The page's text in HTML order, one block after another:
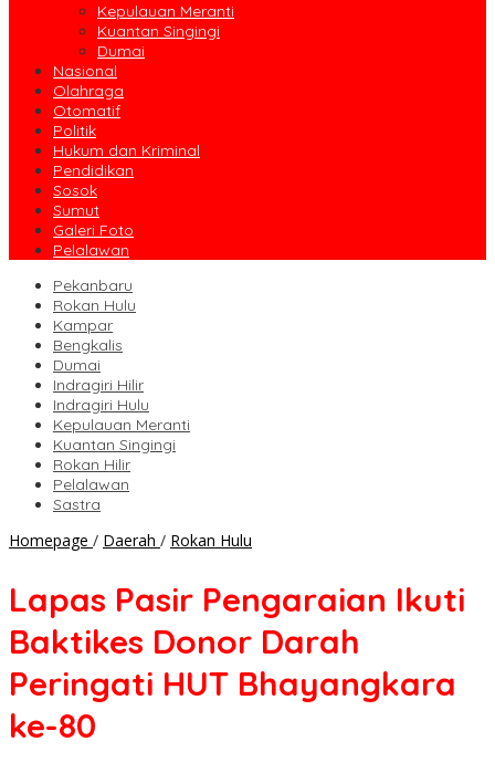
Kepulauan Meranti
Kuantan Singingi
Dumai
Nasional
Olahraga
Otomatif
Politik
Hukum dan Kriminal
Pendidikan
Sosok
Sumut
Galeri Foto
Pelalawan
Pekanbaru
Rokan Hulu
Kampar
Bengkalis
Dumai
Indragiri Hilir
Indragiri Hulu
Kepulauan Meranti
Kuantan Singingi
Rokan Hilir
Pelalawan
Sastra
Homepage / Daerah / Rokan Hulu
Ikuti
Baktikes
Donor
Peringati
Lapas Pasir Pengaraian Ikuti
Baktikes Donor Darah
Peringati HUT Bhayangkara
ke-80